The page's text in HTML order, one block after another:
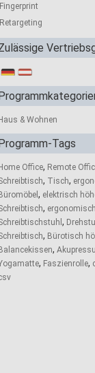
& Wohnen
Tags
Office, Remote
, Tisch,
, elektrisch
,
,
, Bürotisch
,
, Faszienrolle,